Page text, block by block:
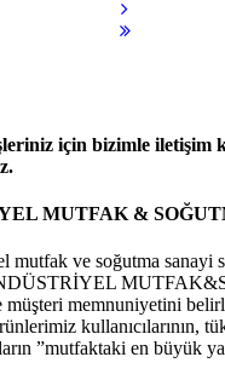
için bizimle iletişim
MUTFAK &
mutfak ve soğutma sanayi
memnuniyetini
kullanıcılarının,
”mutfaktaki en büyük